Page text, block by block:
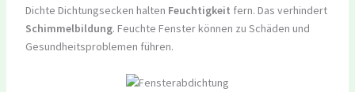
Dichte Dichtungsecken halten Feuchtigkeit fern. Das verhindert
Schimmelbildung. Feuchte Fenster können zu Schäden und
Gesundheitsproblemen führen.